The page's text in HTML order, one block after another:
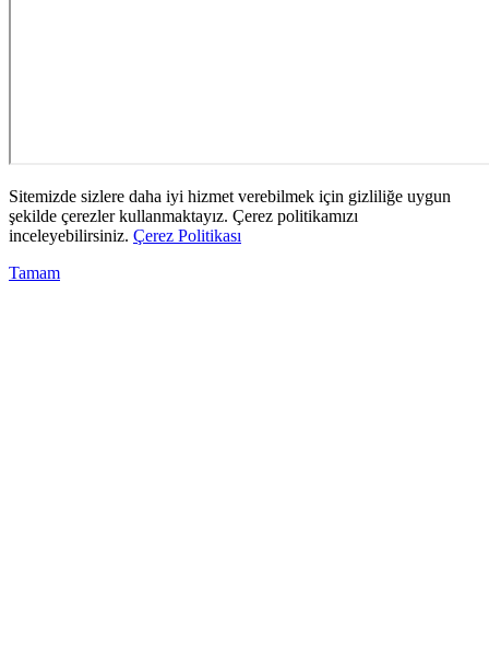
Sitemizde sizlere daha iyi hizmet verebilmek için gizliliğe uygun
şekilde çerezler kullanmaktayız. Çerez politikamızı
inceleyebilirsiniz. Çerez Politikası
Tamam